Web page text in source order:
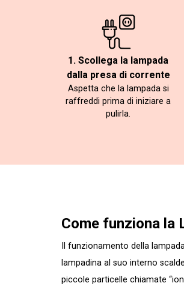
1. Scollega la lampada
dalla presa di corrente
Aspetta che la lampada si
raffreddi prima di iniziare a
pulirla.
Come funziona la
Il funzionamento della
lampadina al suo interno
piccole particelle chiamate